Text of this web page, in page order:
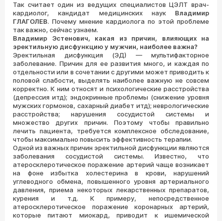
Так считает один из ведущих специалистов ЦЭЛТ врач-
кардиолог, кандидат медицинских наук Владимир
ГЛАГОЛЕВ. Почему мнение кардиолога по этой проблеме
так важно, сейчас узнаем.
Владимир Эстенович, какая из причин, влияющих на
эректильную дисфункцию у мужчин, наиболее важна?
Эректильная дисфункция (ЭД) — мультифакторное
заболевание. Причин для ее развития много, и каждая по
отдельности или в сочетании с другими может приводить к
половой слабости, выделять наиболее важную не совсем
корректно. К ним относят и психологические расстройства
(депрессия итд); эндокринные проблемы (снижение уровня
мужских гормонов, сахарный диабет итд); неврологические
расстройства; нарушения сосудистой системы и
множество других причин. Поэтому чтобы правильно
лечить пациента, требуется комплексное обследование,
чтобы максимально повысить эффективность терапии.
Одной из важных причин эректильной дисфункции являются
заболевания сосудистой системы. Известно, что
атеросклеротическое поражение артерий чаще возникает
на фоне избытка холестерина в крови, нарушений
углеводного обмена, повышенного уровня артериального
давления, приема некоторых лекарственных препаратов,
курения и т.д. К примеру, непосредственное
атеросклеротическое поражение коронарных артерий,
которые питают миокард, приводит к ишемической